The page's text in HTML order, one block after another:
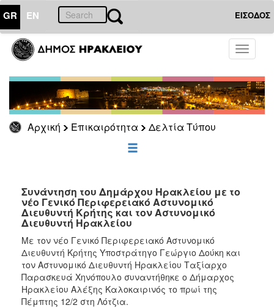
GR EN ΕΙΣΟΔΟΣ
Toggle
Αρχική Επικαιρότητα Δελτία Τύπου
ΕΠΙΚΑΙΡΟΤΗΤΑ
Τύπου
Αρχείο
ΕΠΙΣΚΕΠΤΗΣ
ΗΡΑΚΛΕΙΟ
Συνάντηση του Δημάρχου Ηρακλείου με το
νέο Γενικό Περιφερειακό Αστυνομικό
Διευθυντή Κρήτης και τον Αστυνομικό
Διευθυντή Ηρακλείου
Με τον νέο Γενικό Περιφερειακό Αστυνομικό
Διευθυντή Κρήτης Υποστράτηγο Γεώργιο Δούκη και
τον Αστυνομικό Διευθυντή Ηρακλείου Ταξίαρχο
Παρασκευά Χηνόπουλο συναντήθηκε ο Δήμαρχος
Ηρακλείου Αλέξης Καλοκαιρινός το πρωί της
Πέμπτης 12/2 στη Λότζια.